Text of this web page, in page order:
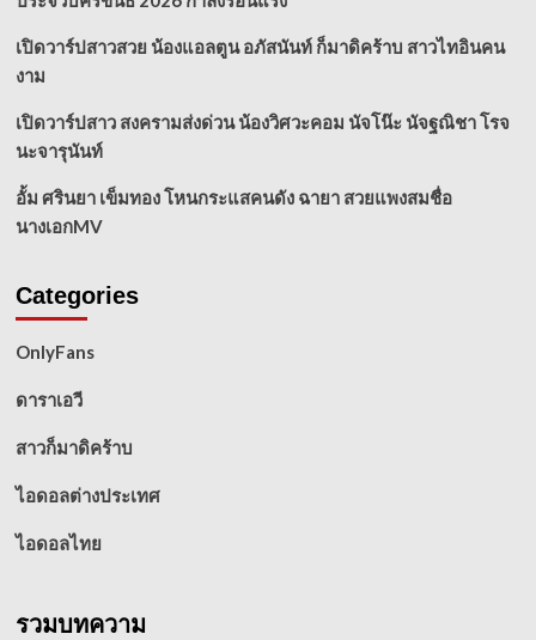
เปิดวาร์ปสาวสวย น้องแอลตูน อภัสนันท์ ก็มาดิคร้าบ สาวไทอินคน
งาม
เปิดวาร์ปสาว สงครามส่งด่วน น้องวิศวะคอม นัจโน๊ะ นัจฐณิชา โรจ
นะจารุนันท์
อั้ม ศรินยา เข็มทอง โหนกระแสคนดัง ฉายา สวยแพงสมชื่อ
นางเอกMV
Categories
OnlyFans
ดาราเอวี
สาวก็มาดิคร้าบ
ไอดอลต่างประเทศ
ไอดอลไทย
รวมบทความ